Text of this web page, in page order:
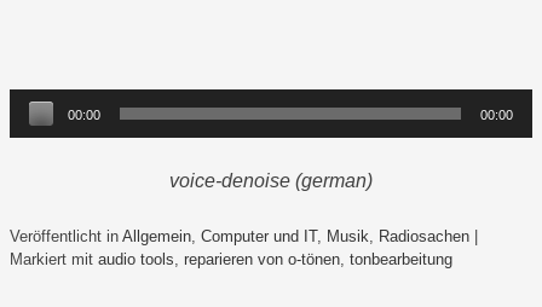
Audio-
Player
00:00 00:00
voice-denoise (german)
Veröffentlicht in Allgemein, Computer und IT, Musik, Radiosachen
Markiert mit audio tools, reparieren von o-tönen, tonbearbeitung